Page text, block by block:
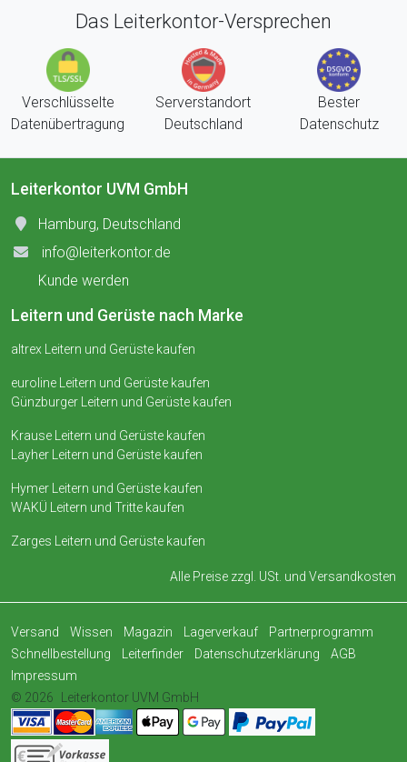
Das Leiterkontor-Versprechen
Verschlüsselte
Datenübertragung
Serverstandort
Deutschland
Bester
Datenschutz
Leiterkontor UVM GmbH
Hamburg, Deutschland
info@leiterkontor.de
Kunde werden
Leitern und Gerüste nach Marke
altrex Leitern und Gerüste kaufen
euroline Leitern und Gerüste kaufen
Günzburger Leitern und Gerüste kaufen
Krause Leitern und Gerüste kaufen
Layher Leitern und Gerüste kaufen
Hymer Leitern und Gerüste kaufen
WAKÜ Leitern und Tritte kaufen
Zarges Leitern und Gerüste kaufen
Alle Preise zzgl. USt. und Versandkosten
Versand Wissen Magazin Lagerverkauf
Partnerprogramm
Schnellbestellung
Leiterfinder Datenschutzerklärung
AGB
Impressum
© 2026
Leiterkontor UVM GmbH